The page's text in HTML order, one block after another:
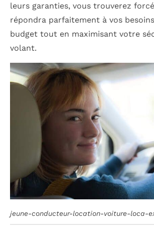
leurs garanties, vous trouverez
répondra parfaitement à vos
budget tout en maximisant votre
volant.
jeune-conducteur-location-voiture-loca-